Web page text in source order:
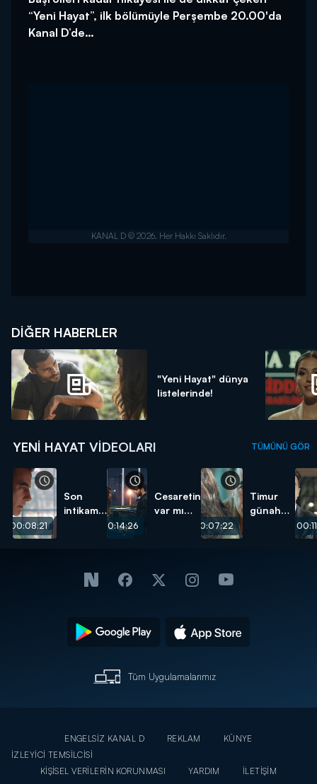
“Yeni Hayat”, ilk bölümüyle Perşembe 20.00'da
Kanal D’de…
DIĞER HABERLER
"Yeni Hayat" dünya
listelerinde!
YENI HAYAT VIDEOLARI TÜMÜNÜ GÖR
00:08:21
Son
intikam
00:14:26
Cesaretin
var mı
00:07:22
Timur
günah
Tüm Uygulamalarımız
ENGELSİZ KANAL D REKLAM
KÜNYE
İZLEYİCİ TEMSİLCİSİ
KİŞİSEL VERİLERİN KORUNMASI
YARDIM İLETİŞİM